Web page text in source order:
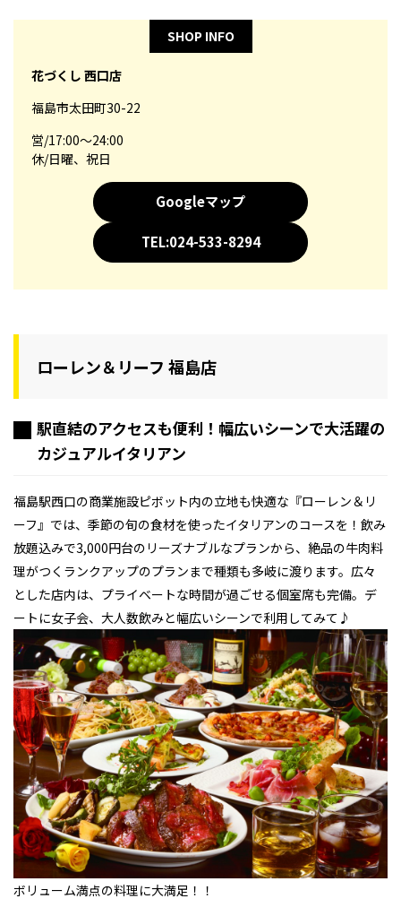
SHOP INFO
花づくし 西口店
福島市太田町30-22
営/17:00～24:00
休/日曜、祝日
Googleマップ
TEL:024-533-8294
ローレン＆リーフ 福島店
駅直結のアクセスも便利！幅広いシーンで大活躍の
カジュアルイタリアン
福島駅西口の商業施設ピボット内の立地も快適な『ローレン＆リ
ーフ』では、季節の旬の食材を使ったイタリアンのコースを！飲み
放題込みで3,000円台のリーズナブルなプランから、絶品の牛肉料
理がつくランクアップのプランまで種類も多岐に渡ります。広々
とした店内は、プライベートな時間が過ごせる個室席も完備。デ
ートに女子会、大人数飲みと幅広いシーンで利用してみて♪
ボリューム満点の料理に大満足！！